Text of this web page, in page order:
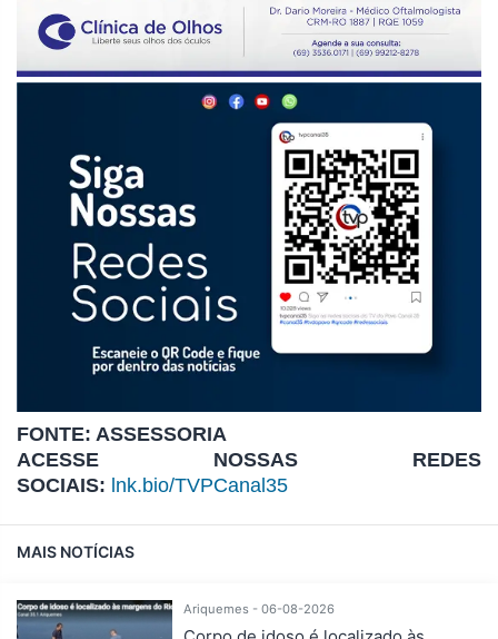
FONTE: ASSESSORIA
ACESSE NOSSAS REDES
SOCIAIS: lnk.bio/TVPCanal35
MAIS NOTÍCIAS
Ariquemes - 06-08-2026